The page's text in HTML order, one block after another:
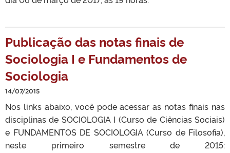
Publicação das notas finais de
Sociologia I e Fundamentos de
Sociologia
14/07/2015
Nos links abaixo, você pode acessar as notas finais nas
disciplinas de SOCIOLOGIA I (Curso de Ciências Sociais)
e FUNDAMENTOS DE SOCIOLOGIA (Curso de Filosofia),
neste primeiro semestre de 2015: